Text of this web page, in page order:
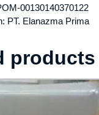
00130140370122
PT. Elanazma Prima
products